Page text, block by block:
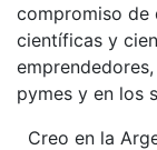
compromiso de
científicas y
pymes y en los
Creo en la